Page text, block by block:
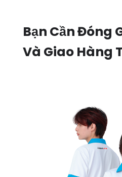
Bạn Cần Đóng
Và Giao Hàng